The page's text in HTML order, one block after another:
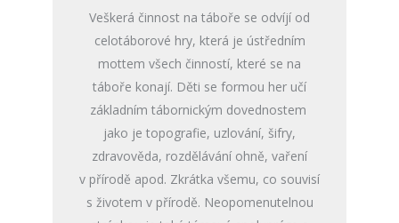
Veškerá činnost na táboře se odvíjí od
celotáborové hry, která je ústředním
mottem všech činností, které se na
táboře konají. Děti se formou her učí
základním tábornickým dovednostem
jako je topografie, uzlování, šifry,
zdravověda, rozdělávání ohně, vaření
v přírodě apod. Zkrátka všemu, co souvisí
s životem v přírodě. Neopomenutelnou